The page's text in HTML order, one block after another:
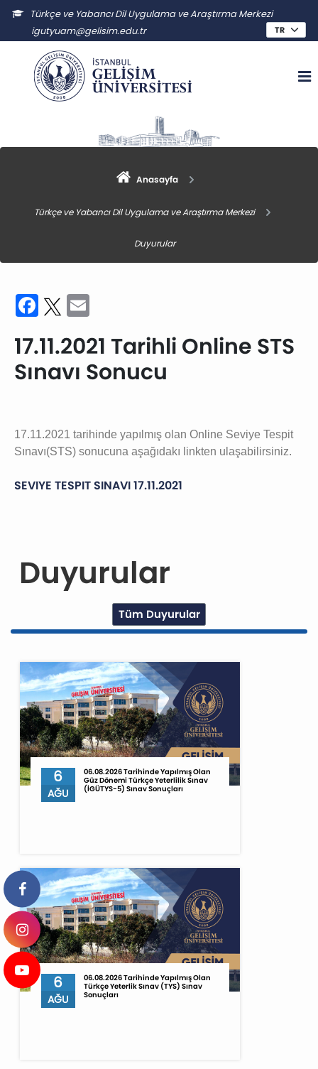
Türkçe ve Yabancı Dil Uygulama ve Araştırma Merkezi
igutyuam@gelisim.edu.tr
Anasayfa
Türkçe ve Yabancı Dil Uygulama ve Araştırma Merkezi
Duyurular
Facebook
Twitter
17.11.2021 Tarihli Online STS
Sınavı Sonucu
17.11.2021 tarihinde yapılmış olan Online Seviye Tespit
Sınavı(STS) sonucuna aşağıdakı linkten ulaşabilirsiniz.
SEVIYE TESPIT SINAVI 17.11.2021
Duyurular
Tüm Duyurular
6
AĞU
06.08.2026 Tarihinde Yapılmış Olan
Güz Dönemi Türkçe Yeterlilik Sınav
(İGÜTYS-5) Sınav Sonuçları
6
AĞU
06.08.2026 Tarihinde Yapılmış Olan
Türkçe Yeterlik Sınav (TYS) Sınav
Sonuçları